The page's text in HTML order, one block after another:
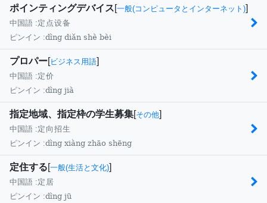
ポインティングデバイス[一般(コンピュータとインターネット)]
中国語 :定点设备
ピンイン :dìng diǎn shè bèi
プロパー[ビジネス用語]
中国語 :定价
ピンイン :dìng jià
指定地域、指定枠の学生募集[その他]
中国語 :定向招生
ピンイン :dìng xiàng zhāo shēng
定住する[一般(生活と文化)]
中国語 :定居
ピンイン :dìng jū